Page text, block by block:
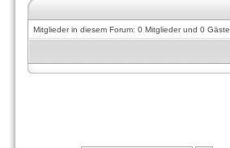
Mitglieder in diesem Forum: 0 Mitglieder und 0 Gäste